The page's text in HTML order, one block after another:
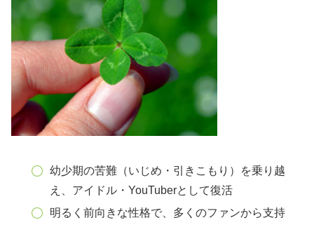
幼少期の苦難（いじめ・引きこもり）を乗り越
え、アイドル・YouTuberとして復活
明るく前向きな性格で、多くのファンから支持